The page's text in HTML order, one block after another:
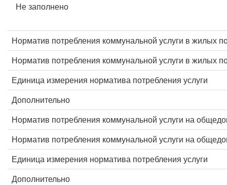
Не заполнено
Норматив потребления коммунальной услуги в жилых
Норматив потребления коммунальной услуги в жилых
Единица измерения норматива потребления услуги
Дополнительно
Норматив потребления коммунальной услуги на
Норматив потребления коммунальной услуги на
Единица измерения норматива потребления услуги
Дополнительно